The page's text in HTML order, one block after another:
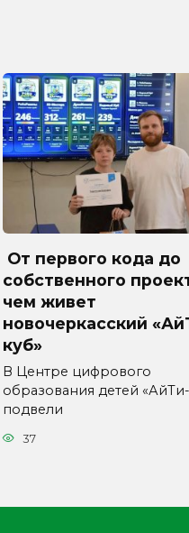
От первого кода до
собственного
чем живет
новочеркасский
куб»
В Центре цифрового
образования детей
подвели
37